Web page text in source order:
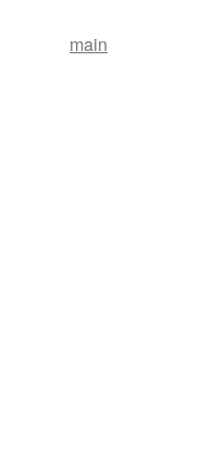
main